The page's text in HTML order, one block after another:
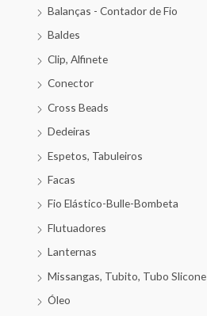
Balanças - Contador de Fio
Baldes
Clip, Alfinete
Conector
Cross Beads
Dedeiras
Espetos, Tabuleiros
Facas
Fio Elástico-Bulle-Bombeta
Flutuadores
Lanternas
Missangas, Tubito, Tubo Slicone
Óleo